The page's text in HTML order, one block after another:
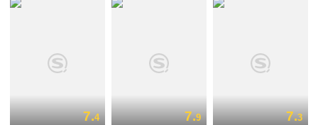
7.4 7.9 7.3